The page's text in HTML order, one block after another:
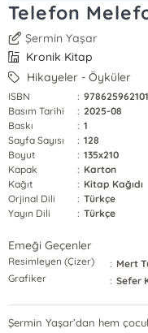
Telefon
Şermin Yaşar
Kronik Kitap
Hikayeler - Öyküler
ISBN :
Basım Tarihi
: 2025-08
Baskı
: 1
Sayfa Sayısı
: 128
Boyut
: 135x210
Kapak
: Karton
Kağıt
: Kitap Kağıdı
Orjinal Dili
: Türkçe
Yayın Dili
: Türkçe
Emeği Geçenler
Resimleyen (Çizer) : Mert
Grafiker
: Sefer
Şermin Yaşar’dan hem